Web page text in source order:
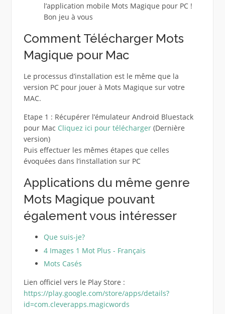
l’application mobile Mots Magique pour PC !
Bon jeu à vous
Comment Télécharger Mots
Magique pour Mac
Le processus d’installation est le même que la
version PC pour jouer à Mots Magique sur votre
MAC.
Etape 1 : Récupérer l’émulateur Android Bluestack
pour Mac Cliquez ici pour télécharger(Dernière
version)
Puis effectuer les mêmes étapes que celles
évoquées dans l’installation sur PC
Applications du même genre
Mots Magique pouvant
également vous intéresser
Que suis-je?
4 Images 1 Mot Plus - Français
Mots Casés
Lien officiel vers le Play Store :
https://play.google.com/store/apps/details?
id=com.cleverapps.magicwords